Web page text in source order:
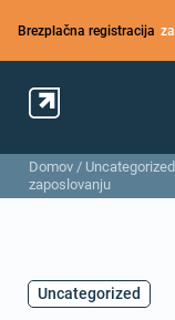
Brezplačna registracija
Domov / Uncategorized
zaposlovanju
Uncategorized